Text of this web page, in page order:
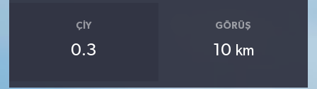
ÇIY
0.3
GÖRÜŞ
10 km